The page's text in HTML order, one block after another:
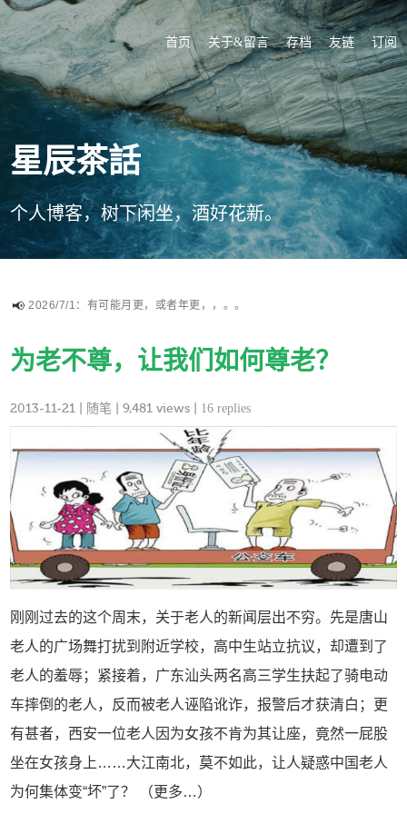
首页 关于&留言 存档 友链 订阅
星辰茶話
个人博客，树下闲坐，酒好花新。
2026/7/1：有可能月更，或者年更，，。。
为老不尊，让我们如何尊老？
2013-11-21 随笔 | 9,481 views | 16 replies
刚刚过去的这个周末，关于老人的新闻层出不穷。先是唐山
老人的广场舞打扰到附近学校，高中生站立抗议，却遭到了
老人的羞辱；紧接着，广东汕头两名高三学生扶起了骑电动
车摔倒的老人，反而被老人诬陷讹诈，报警后才获清白；更
有甚者，西安一位老人因为女孩不肯为其让座，竟然一屁股
坐在女孩身上……大江南北，莫不如此，让人疑惑中国老人
为何集体变“坏”了？ （更多…）